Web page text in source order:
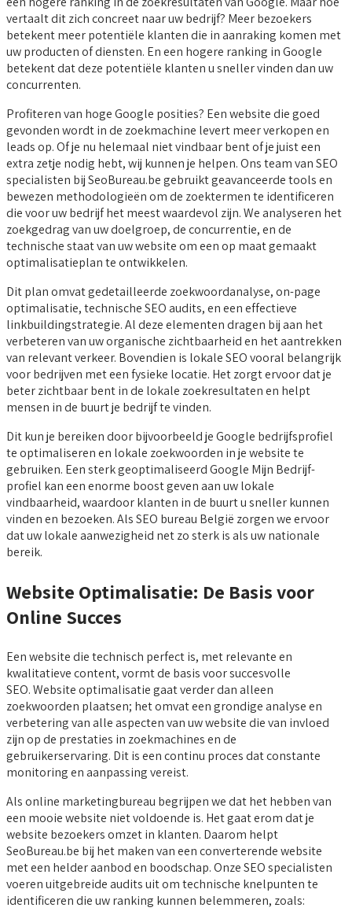
vertaalt dit zich concreet naar uw bedrijf? Meer bezoekers
betekent meer potentiële klanten die in aanraking komen met
uw producten of diensten. En een hogere ranking in Google
betekent dat deze potentiële klanten u sneller vinden dan uw
concurrenten.
Profiteren van hoge Google posities? Een website die goed
gevonden wordt in de zoekmachine levert meer verkopen en
leads op. Of je nu helemaal niet vindbaar bent of je juist een
extra zetje nodig hebt, wij kunnen je helpen. Ons team van SEO
specialisten bij SeoBureau.be gebruikt geavanceerde tools en
bewezen methodologieën om de zoektermen te identificeren
die voor uw bedrijf het meest waardevol zijn. We analyseren het
zoekgedrag van uw doelgroep, de concurrentie, en de
technische staat van uw website om een op maat gemaakt
optimalisatieplan te ontwikkelen.
Dit plan omvat gedetailleerde zoekwoordanalyse, on-page
optimalisatie, technische SEO audits, en een effectieve
linkbuildingstrategie. Al deze elementen dragen bij aan het
verbeteren van uw organische zichtbaarheid en het aantrekken
van relevant verkeer. Bovendien is lokale SEO vooral belangrijk
voor bedrijven met een fysieke locatie. Het zorgt ervoor dat je
beter zichtbaar bent in de lokale zoekresultaten en helpt
mensen in de buurt je bedrijf te vinden.
Dit kun je bereiken door bijvoorbeeld je Google bedrijfsprofiel
te optimaliseren en lokale zoekwoorden in je website te
gebruiken. Een sterk geoptimaliseerd Google Mijn Bedrijf-
profiel kan een enorme boost geven aan uw lokale
vindbaarheid, waardoor klanten in de buurt u sneller kunnen
vinden en bezoeken. Als SEO bureau België zorgen we ervoor
dat uw lokale aanwezigheid net zo sterk is als uw nationale
bereik.
Website Optimalisatie: De Basis voor
Online Succes
Een website die technisch perfect is, met relevante en
kwalitatieve content, vormt de basis voor succesvolle
SEO. Website optimalisatie gaat verder dan alleen
zoekwoorden plaatsen; het omvat een grondige analyse en
verbetering van alle aspecten van uw website die van invloed
zijn op de prestaties in zoekmachines en de
gebruikerservaring. Dit is een continu proces dat constante
monitoring en aanpassing vereist.
Als online marketingbureau begrijpen we dat het hebben van
een mooie website niet voldoende is. Het gaat erom dat je
website bezoekers omzet in klanten. Daarom helpt
SeoBureau.be bij het maken van een converterende website
met een helder aanbod en boodschap. Onze SEO specialisten
voeren uitgebreide audits uit om technische knelpunten te
identificeren die uw ranking kunnen belemmeren, zoals: